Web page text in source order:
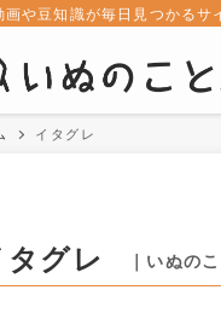
画や豆知識が毎日見つかるサ
イタグレ
タグレ ｜いぬのこ